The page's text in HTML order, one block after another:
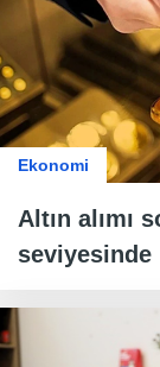
Ekonomi
Altın alımı
seviyesinde